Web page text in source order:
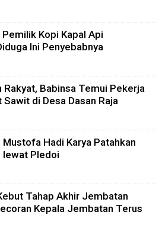
Kopi Kapal Api
Ini Penyebabnya
Rakyat, Babinsa Temui Pekerja
Sawit di Desa Dasan Raja
Mustofa Hadi Karya Patahkan
lewat Pledoi
Tahap Akhir Jembatan
Kepala Jembatan Terus